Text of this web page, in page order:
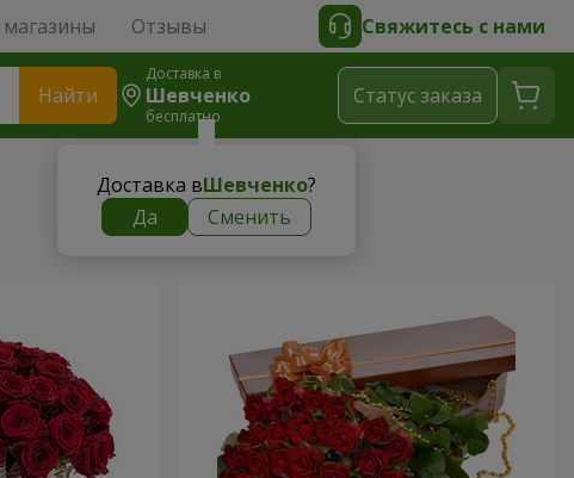
Отзывы Свяжитесь с нами
Найти
Доставка в
Шевченко
бесплатно
Доставка вШевченко?
Да
Сменить
Cтатус заказа